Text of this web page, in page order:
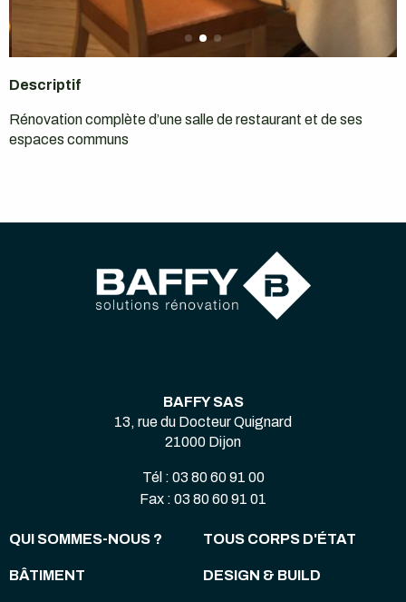
Descriptif
Rénovation complète d’une salle de restaurant et de ses
espaces communs
BAFFY SAS
13, rue du Docteur Quignard
21000 Dijon
Tél : 03 80 60 91 00
Fax : 03 80 60 91 01
QUI SOMMES-NOUS ? TOUS CORPS D'ÉTAT
BÂTIMENT DESIGN & BUILD